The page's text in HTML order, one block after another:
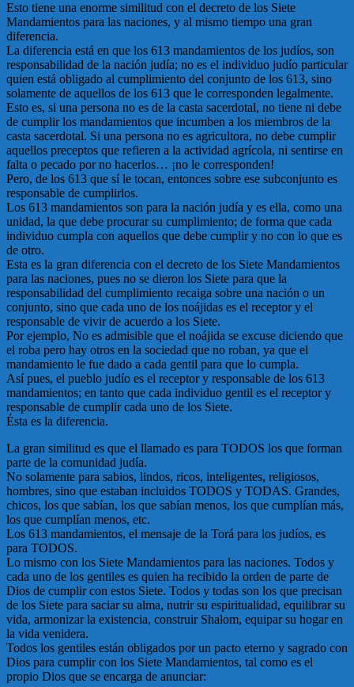
Esto tiene una enorme similitud con el decreto de los Siete
Mandamientos para las naciones, y al mismo tiempo una gran
diferencia.
La diferencia está en que los 613 mandamientos de los judíos, son
responsabilidad de la nación judía; no es el individuo judío particular
quien está obligado al cumplimiento del conjunto de los 613, sino
solamente de aquellos de los 613 que le corresponden legalmente.
Esto es, si una persona no es de la casta sacerdotal, no tiene ni debe
de cumplir los mandamientos que incumben a los miembros de la
casta sacerdotal. Si una persona no es agricultora, no debe cumplir
aquellos preceptos que refieren a la actividad agrícola, ni sentirse en
falta o pecado por no hacerlos… ¡no le corresponden!
Pero, de los 613 que sí le tocan, entonces sobre ese subconjunto es
responsable de cumplirlos.
Los 613 mandamientos son para la nación judía y es ella, como una
unidad, la que debe procurar su cumplimiento; de forma que cada
individuo cumpla con aquellos que debe cumplir y no con lo que es
de otro.
Esta es la gran diferencia con el decreto de los Siete Mandamientos
para las naciones, pues no se dieron los Siete para que la
responsabilidad del cumplimiento recaiga sobre una nación o un
conjunto, sino que cada uno de los noájidas es el receptor y el
responsable de vivir de acuerdo a los Siete.
Por ejemplo, No es admisible que el noájida se excuse diciendo que
el roba pero hay otros en la sociedad que no roban, ya que el
mandamiento le fue dado a cada gentil para que lo cumpla.
Así pues, el pueblo judío es el receptor y responsable de los 613
mandamientos; en tanto que cada individuo gentil es el receptor y
responsable de cumplir cada uno de los Siete.
Ésta es la diferencia.
La gran similitud es que el llamado es para TODOS los que forman
parte de la comunidad judía.
No solamente para sabios, lindos, ricos, inteligentes, religiosos,
hombres, sino que estaban incluidos TODOS y TODAS. Grandes,
chicos, los que sabían, los que sabían menos, los que cumplían más,
los que cumplían menos, etc.
Los 613 mandamientos, el mensaje de la Torá para los judíos, es
para TODOS.
Lo mismo con los Siete Mandamientos para las naciones. Todos y
cada uno de los gentiles es quien ha recibido la orden de parte de
Dios de cumplir con estos Siete. Todos y todas son los que precisan
de los Siete para saciar su alma, nutrir su espiritualidad, equilibrar su
vida, armonizar la existencia, construir Shalom, equipar su hogar en
la vida venidera.
Todos los gentiles están obligados por un pacto eterno y sagrado con
Dios para cumplir con los Siete Mandamientos, tal como es el
propio Dios que se encarga de anunciar: